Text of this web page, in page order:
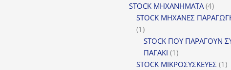
STOCK ΜΗΧΑΝΗΜΑΤΑ 44
STOCK ΜΗΧΑΝΕΣ
11
προϊόν
STOCK ΠΟΥ ΠΑΡΑΓΟΥΝ
ΠΑΓΑΚΙ 11
προϊόν
STOCK ΜΙΚΡΟΣΥΣΚΕΥΕΣ 11